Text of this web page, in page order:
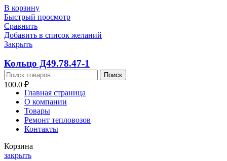
В корзину
Быстрый просмотр
Сравнить
Добавить в список желаний
Закрыть
Кольцо Д49.78.47-1
100.0 ₽
Поиск
Главная страница
О компании
Товары
Ремонт тепловозов
Контакты
Корзина
закрыть